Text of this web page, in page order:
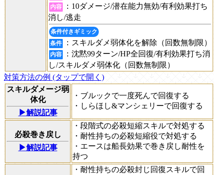
内容
：10ダメージ/潜在能力無効/有利効果打ち
消し/逃走
条件付きギミック
条件
：スキルダメ弱体化を解除（回数無制限）
内容
：沈黙99ターン/HP全回復/有利効果打ち消
し/スキルダメ弱体化（回数無制限）
対策方法の例 (タップで開く)
スキルダメージ弱
体化
▶解説記事
・ブルックで一度死んで回復する
・しらほし&マンシェリーで回復する
必殺巻き戻し
▶解説記事
・段階式の必殺短縮スキルで対処する
・耐性持ちの必殺短縮役で対処する
・エースは船長効果で巻き戻し耐性を
持つ
・耐性持ちの必殺封じ回復スキルで回